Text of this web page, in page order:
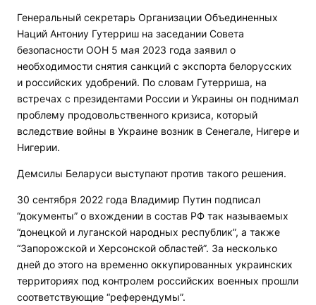
Генеральный секретарь Организации Объединенных
Наций Антониу Гутерриш на заседании Совета
безопасности ООН 5 мая 2023 года заявил о
необходимости снятия санкций с экспорта белорусских
и российских удобрений. По словам Гутерриша, на
встречах с президентами России и Украины он поднимал
проблему продовольственного кризиса, который
вследствие войны в Украине возник в Сенегале, Нигере и
Нигерии.
Демсилы Беларуси выступают против такого решения.
30 сентября 2022 года Владимир Путин подписал
“документы” о вхождении в состав РФ так называемых
“донецкой и луганской народных республик”, а также
“Запорожской и Херсонской областей”. За несколько
дней до этого на временно оккупированных украинских
территориях под контролем российских военных прошли
соответствующие “референдумы”.